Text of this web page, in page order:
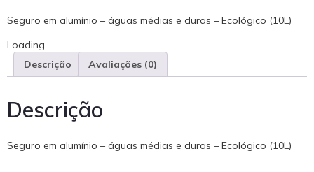
Seguro em alumínio – águas médias e duras – Ecológico (10L)
Loading...
Descrição
Avaliações (0)
Descrição
Seguro em alumínio – águas médias e duras – Ecológico (10L)